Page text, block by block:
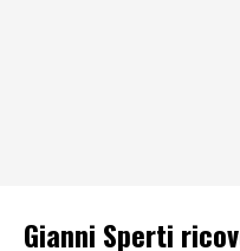
Gianni Sperti